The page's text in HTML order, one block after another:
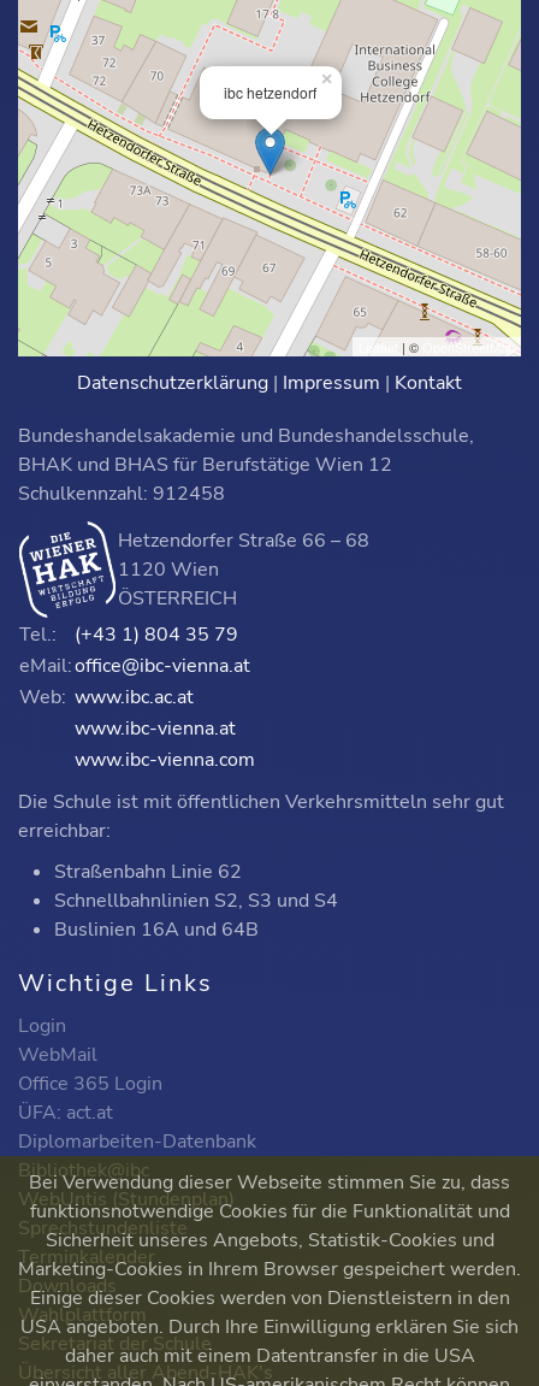
ibc hetzendorf
×
Leaflet | © OpenStreetMap
Datenschutzerklärung | Impressum | Kontakt
Bundeshandelsakademie und Bundeshandelsschule,
BHAK und BHAS für Berufstätige Wien 12
Schulkennzahl: 912458
Hetzendorfer Straße 66 – 68
1120 Wien
ÖSTERREICH
Tel.:
(+43 1) 804 35 79
eMail:office@ibc-vienna.at
Web: www.ibc.ac.at
www.ibc-vienna.at
www.ibc-vienna.com
Die Schule ist mit öffentlichen Verkehrsmitteln sehr gut
erreichbar:
Straßenbahn Linie 62
Schnellbahnlinien S2, S3 und S4
Buslinien 16A und 64B
Wichtige Links
Login
WebMail
Office 365 Login
ÜFA: act.at
Diplomarbeiten-Datenbank
Bibliothek@ibc
WebUntis (Stundenplan)
Sprechstundenliste
Terminkalender
Downloads
Wahlplattform
Sekretariat der Schule
Übersicht aller Abend-HAK's
Bei Verwendung dieser Webseite stimmen Sie zu, dass
funktionsnotwendige Cookies für die Funktionalität und
Sicherheit unseres Angebots, Statistik-Cookies und
Marketing-Cookies in Ihrem Browser gespeichert werden.
Einige dieser Cookies werden von Dienstleistern in den
USA angeboten. Durch Ihre Einwilligung erklären Sie sich
daher auch mit einem Datentransfer in die USA